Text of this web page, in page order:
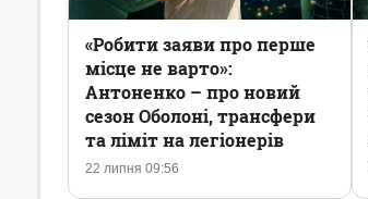
22 липня 09:56
«Робити заяви про перше
місце не варто»:
Антоненко – про новий
сезон Оболоні, трансфери
та ліміт на легіонерів